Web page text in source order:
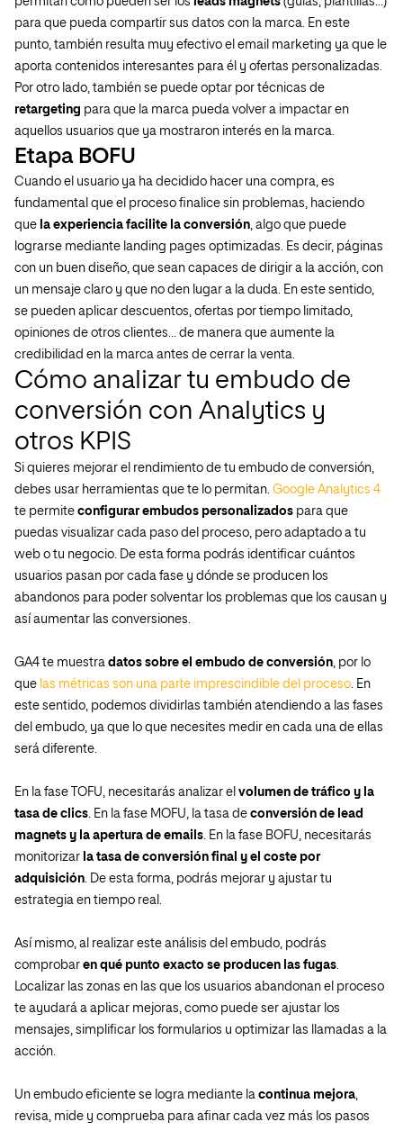
para que pueda compartir sus datos con la marca. En este
punto, también resulta muy efectivo el email marketing ya que le
aporta contenidos interesantes para él y ofertas personalizadas.
Por otro lado, también se puede optar por técnicas de
retargeting para que la marca pueda volver a impactar en
aquellos usuarios que ya mostraron interés en la marca.
Etapa BOFU
Cuando el usuario ya ha decidido hacer una compra, es
fundamental que el proceso finalice sin problemas, haciendo
que la experiencia facilite la conversión, algo que puede
lograrse mediante landing pages optimizadas. Es decir, páginas
con un buen diseño, que sean capaces de dirigir a la acción, con
un mensaje claro y que no den lugar a la duda. En este sentido,
se pueden aplicar descuentos, ofertas por tiempo limitado,
opiniones de otros clientes… de manera que aumente la
credibilidad en la marca antes de cerrar la venta.
Cómo analizar tu embudo de
conversión con Analytics y
otros KPIS
Si quieres mejorar el rendimiento de tu embudo de conversión,
debes usar herramientas que te lo permitan. Google Analytics 4
te permite configurar embudos personalizados para que
puedas visualizar cada paso del proceso, pero adaptado a tu
web o tu negocio. De esta forma podrás identificar cuántos
usuarios pasan por cada fase y dónde se producen los
abandonos para poder solventar los problemas que los causan y
así aumentar las conversiones.
GA4 te muestra datos sobre el embudo de conversión, por lo
que las métricas son una parte imprescindible del proceso. En
este sentido, podemos dividirlas también atendiendo a las fases
del embudo, ya que lo que necesites medir en cada una de ellas
será diferente.
En la fase TOFU, necesitarás analizar el volumen de tráfico y la
tasa de clics. En la fase MOFU, la tasa de conversión de lead
magnets y la apertura de emails. En la fase BOFU, necesitarás
monitorizar la tasa de conversión final y el coste por
adquisición. De esta forma, podrás mejorar y ajustar tu
estrategia en tiempo real.
Así mismo, al realizar este análisis del embudo, podrás
comprobar en qué punto exacto se producen las fugas.
Localizar las zonas en las que los usuarios abandonan el proceso
te ayudará a aplicar mejoras, como puede ser ajustar los
mensajes, simplificar los formularios u optimizar las llamadas a la
acción.
Un embudo eficiente se logra mediante la continua mejora,
revisa, mide y comprueba para afinar cada vez más los pasos